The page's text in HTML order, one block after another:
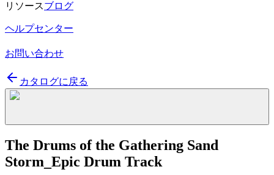
リソースブログ
ヘルプセンター
お問い合わせ
カタログに戻る
The Drums of the Gathering Sand
Storm_Epic Drum Track